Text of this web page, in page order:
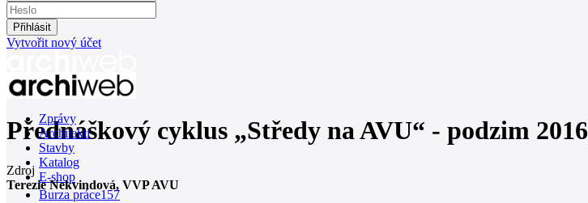
Vytvořit nový účet
Zprávy
Architekti
Stavby
Katalog
E-shop
Burza práce157
Přednáškový cyklus „Středy na AVU“ - podzim 2016
Zdroj
Terezie Nekvindová, VVP AVU